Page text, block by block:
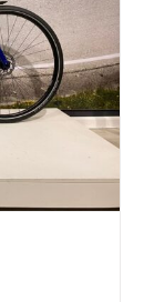
Speciaal